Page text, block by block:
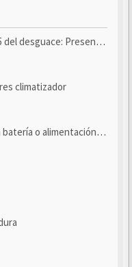
Presentación y seguimiento
climatizador
o alimentación eléctri...